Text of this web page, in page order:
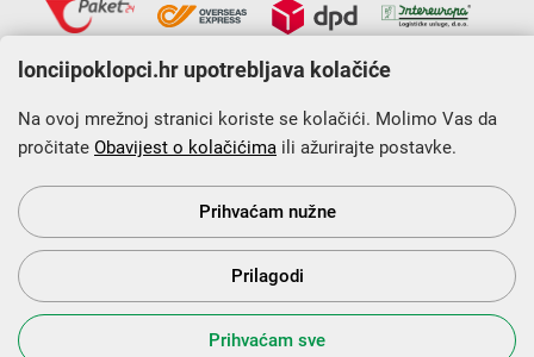
Krajnji primatelj financijskog instrumenta sufinanciranog iz
Europskog fonda za regionalni razvoj u sklopu Operativnog
programa „Konkurentnost i kohezija”.
s Vama od 2014. godine!
lonciipoklopci.hr upotrebljava kolačiće
Na ovoj mrežnoj stranici koriste se kolačići. Molimo Vas da
pročitate Obavijest o kolačićima ili ažurirajte postavke.
Prihvaćam nužne
Prilagodi
Prihvaćam sve